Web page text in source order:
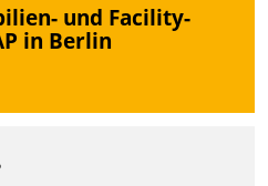
und Facility-
in Berlin